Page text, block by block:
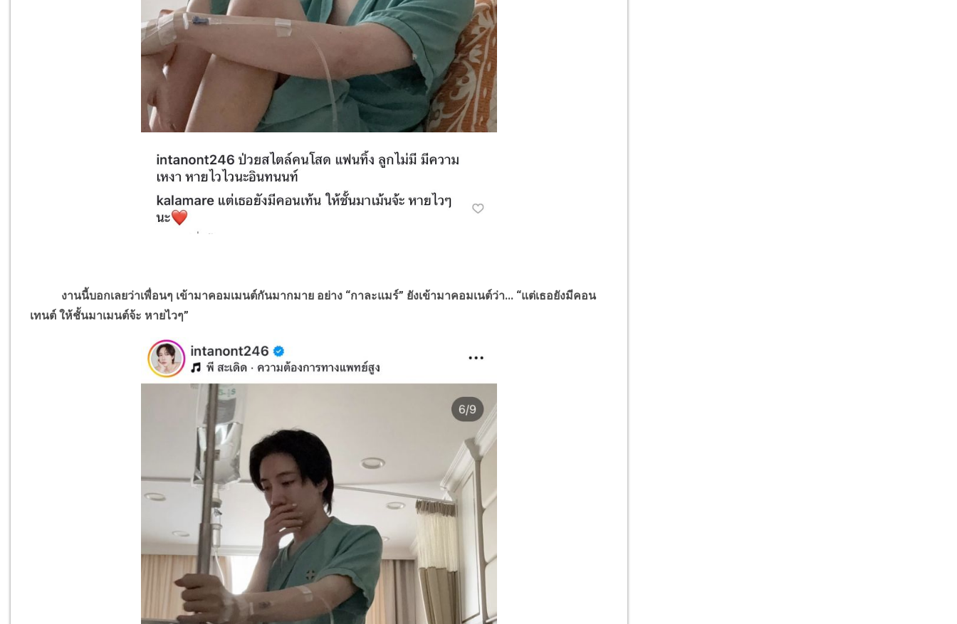
งานนี้บอกเลยว่าเพื่อนๆ เข้ามาคอมเมนต์กันมากมาย อย่าง “กาละแมร์” ยังเข้ามาคอมเนต์ว่า... “แต่เธอยังมีคอน
เทนต์ ให้ชั้นมาเมนต์จ้ะ หายไวๆ”